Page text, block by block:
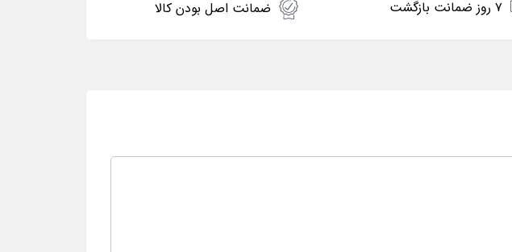
۷ روز ضمانت بازگشت ضمانت اصل بودن کالا